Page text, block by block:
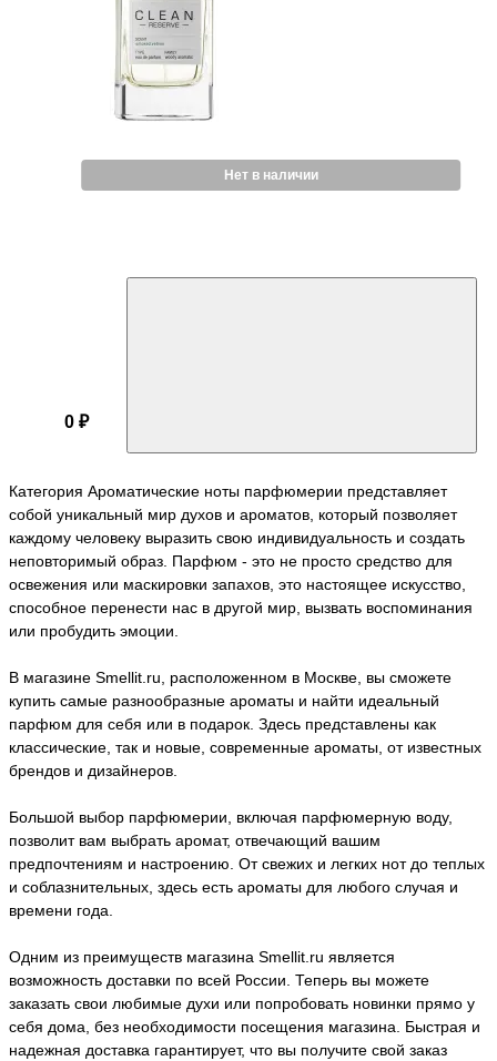
Нет в наличии
0 ₽
Категория Ароматические ноты парфюмерии представляет
собой уникальный мир духов и ароматов, который позволяет
каждому человеку выразить свою индивидуальность и создать
неповторимый образ. Парфюм - это не просто средство для
освежения или маскировки запахов, это настоящее искусство,
способное перенести нас в другой мир, вызвать воспоминания
или пробудить эмоции.
В магазине Smellit.ru, расположенном в Москве, вы сможете
купить самые разнообразные ароматы и найти идеальный
парфюм для себя или в подарок. Здесь представлены как
классические, так и новые, современные ароматы, от известных
брендов и дизайнеров.
Большой выбор парфюмерии, включая парфюмерную воду,
позволит вам выбрать аромат, отвечающий вашим
предпочтениям и настроению. От свежих и легких нот до теплых
и соблазнительных, здесь есть ароматы для любого случая и
времени года.
Одним из преимуществ магазина Smellit.ru является
возможность доставки по всей России. Теперь вы можете
заказать свои любимые духи или попробовать новинки прямо у
себя дома, без необходимости посещения магазина. Быстрая и
надежная доставка гарантирует, что вы получите свой заказ